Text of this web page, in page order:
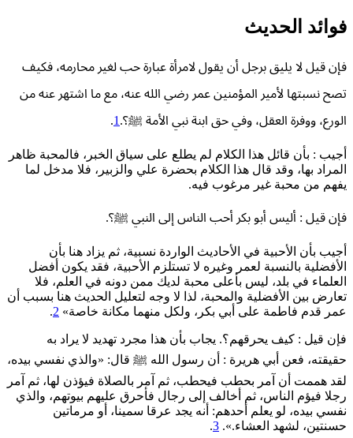
فوائد الحديث
فإن قيل لا يليق برجل أن يقول لامرأة عبارة حب لغير محارمه، فكيف
تصح نسبتها لأمير المؤمنين عمر رضي الله عنه، مع ما اشتهر عنه من
الورع، ووفرة العقل، وفي حق ابنة نبي الأمة ﷺ؟. 1
.
أجيب : بأن قائل هذا الكلام لم يطلع على سياق الخبر، فالمحبة ظاهر
المراد بها، وقد قال هذا الكلام بحضرة علي والزبير، فلا مدخل لما
يفهم من محبة غير مرغوب فيه.
فإن قيل : أليس أبو بكر أحب الناس إلى النبي ﷺ؟.
أجيب بأن الأحبية في الأحاديث الواردة نسبية، ثم يزاد هنا بأن
الأفضلية بالنسبة لعمر وغيره لا تستلزم الأحبية، فقد يكون أفضل
العلماء في بلد، ليس بأعلى محبة لديك ممن دونه في العلم، فلا
تعارض بين الأفضلية والمحبة، لذا لا وجه لتعليل الحديث هنا بسبب أن
عمر قدم فاطمة على أبي بكر، ولكل منهما مكانة خاصة» 2
.
فإن قيل : كيف يحرقهم؟. يجاب بأن هذا مجرد تهديد لا يراد به
حقيقته، فعن أبي هريرة : أن رسول الله ﷺ قال: «والذي نفسي بيده،
لقد هممت أن آمر بحطب فيحطب، ثم آمر بالصلاة فيؤذن لها، ثم آمر
رجلا فيؤم الناس، ثم أخالف إلى رجال فأحرق عليهم بيوتهم، والذي
نفسي بيده، لو يعلم أحدهم: أنه يجد عرقا سمينا، أو مرماتين
حسنتين، لشهد العشاء.». 3
.